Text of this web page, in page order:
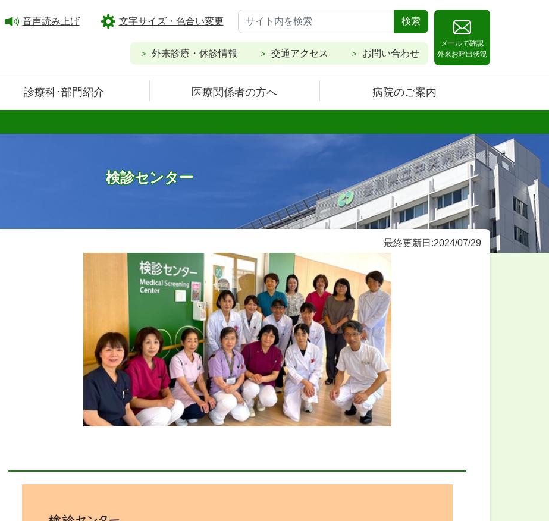
音声読み上げ 文字サイズ・色合い変更 検索
外来診療・休診情報 交通アクセス お問い合わせ
メールで確認
外来お呼出状況
診療科･部門紹介 医療関係者の方へ 病院のご案内
検診センター
最終更新日:2024/07/29